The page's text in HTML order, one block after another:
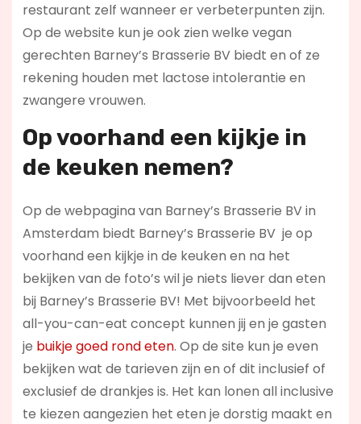
restaurant zelf wanneer er verbeterpunten zijn.
Op de website kun je ook zien welke vegan
gerechten Barney’s Brasserie BV biedt en of ze
rekening houden met lactose intolerantie en
zwangere vrouwen.
Op voorhand een kijkje in
de keuken nemen?
Op de webpagina van Barney’s Brasserie BV in
Amsterdam biedt Barney’s Brasserie BV je op
voorhand een kijkje in de keuken en na het
bekijken van de foto’s wil je niets liever dan eten
bij Barney’s Brasserie BV! Met bijvoorbeeld het
all-you-can-eat concept kunnen jij en je gasten
je buikje goed rond eten. Op de site kun je even
bekijken wat de tarieven zijn en of dit inclusief of
exclusief de drankjes is. Het kan lonen all inclusive
te kiezen aangezien het eten je dorstig maakt en